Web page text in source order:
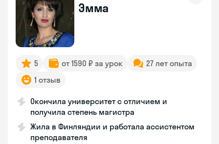
Эмма
5 от 1590 ₽ за урок
27 лет опыта
1 отзыв
Окончила университет с отличием и
получила степень магистра
Жила в Финляндии и работала ассистентом
преподавателя